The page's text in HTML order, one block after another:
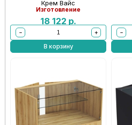
Крем Вайс
Изготовление
18 122 р.
−
+
В корзину
−